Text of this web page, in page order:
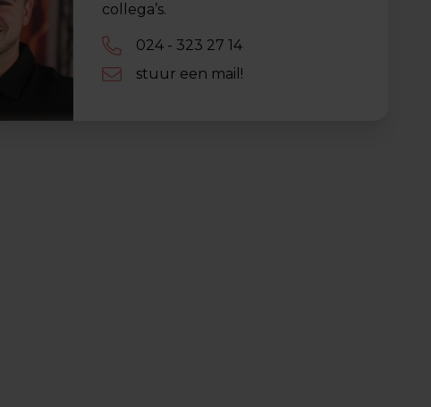
collega’s.
024 - 323 27 14
stuur een mail!